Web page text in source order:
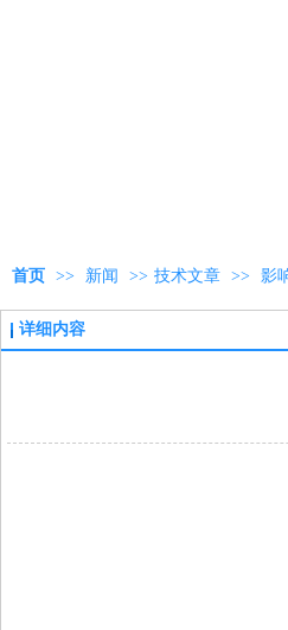
首页 >> 新闻 >> 技术文章 >> 影
详细内容